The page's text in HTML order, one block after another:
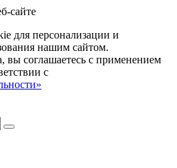
сайте
для персонализации и
нашим сайтом.
вы соглашаетесь с применением
с